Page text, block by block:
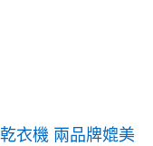
衣機 兩品牌媲美